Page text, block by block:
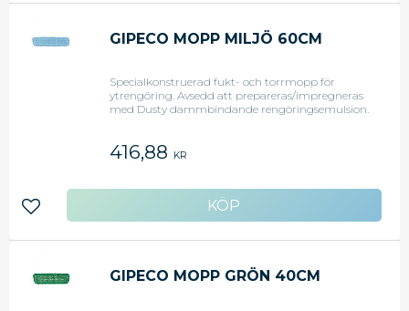
GIPECO MOPP MILJÖ 60CM
Specialkonstruerad fukt- och torrmopp för
ytrengöring. Avsedd att prepareras/impregneras
med Dusty dammbindande rengöringsemulsion.
ytrengöring/dammupptagning.
416,88 KR
Lägg till i favoriter
GIPECO MOPP GRÖN 40CM